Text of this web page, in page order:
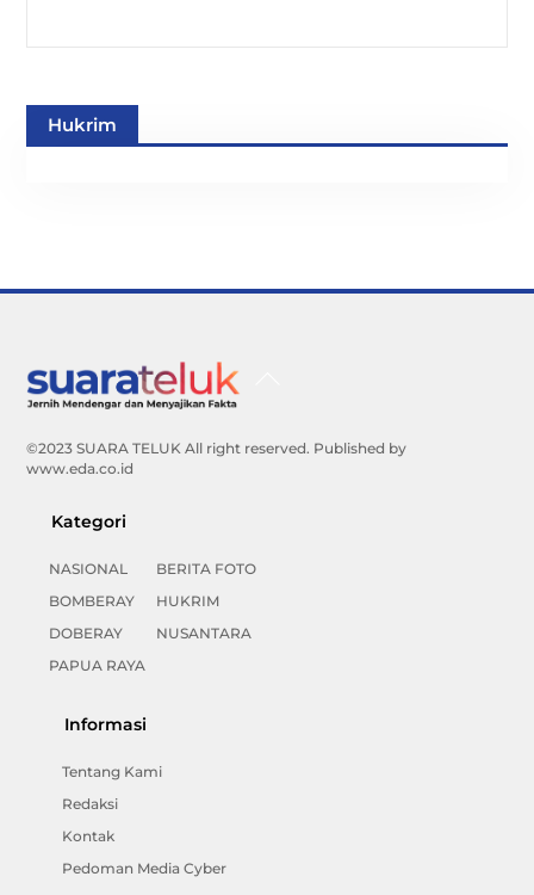
Hukrim
©2023 SUARA TELUK All right reserved. Published by
www.eda.co.id
Kategori
NASIONAL
BOMBERAY
DOBERAY
PAPUA RAYA
BERITA FOTO
HUKRIM
NUSANTARA
Informasi
Tentang Kami
Redaksi
Kontak
Pedoman Media Cyber